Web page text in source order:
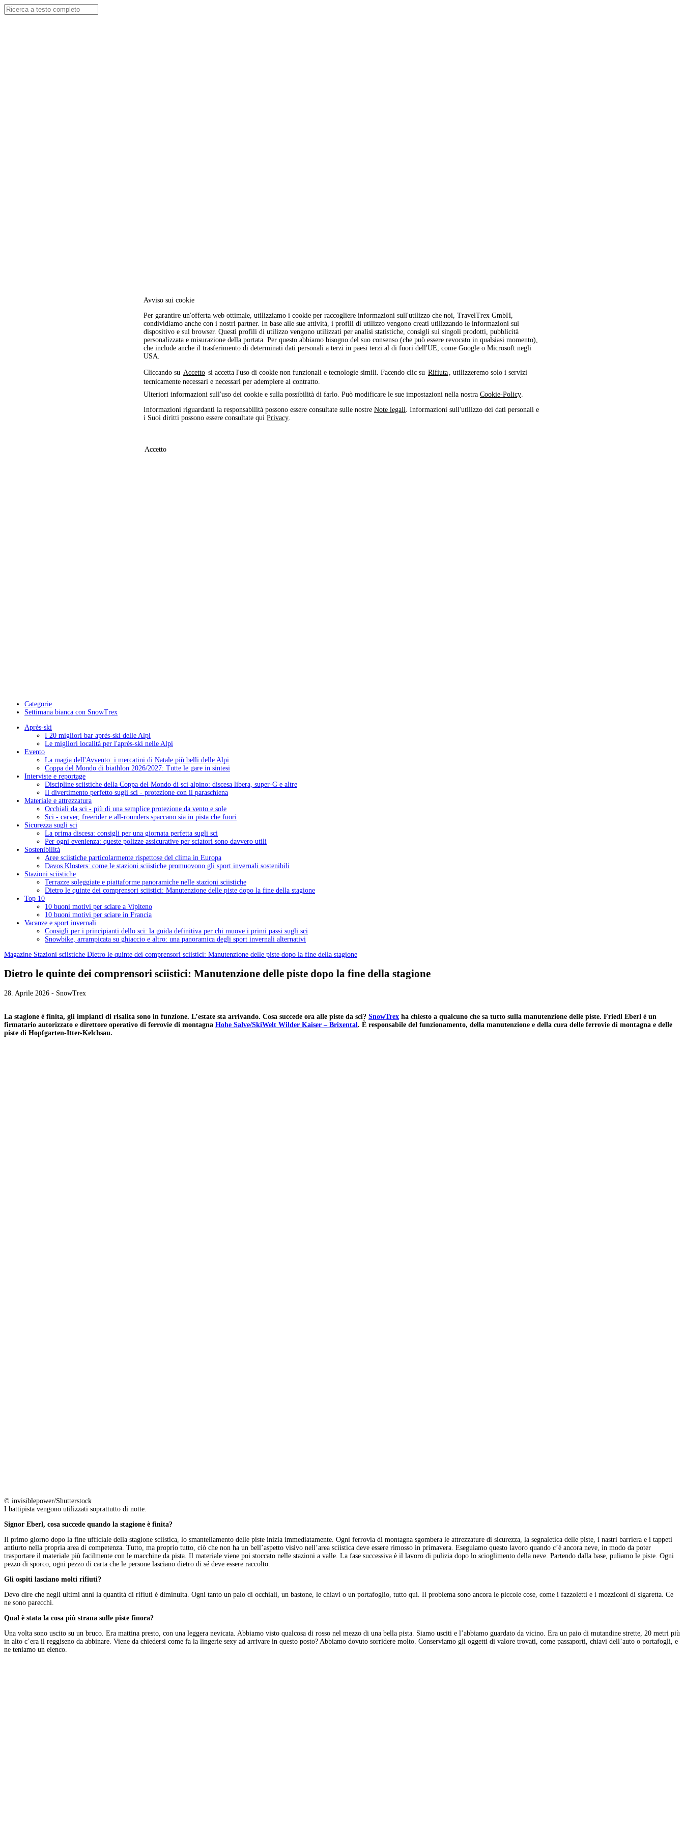
Avviso sui cookie
Per garantire un'offerta web ottimale, utilizziamo i cookie per raccogliere informazioni sull'utilizzo che noi, TravelTrex GmbH,
condividiamo anche con i nostri partner. In base alle sue attività, i profili di utilizzo vengono creati utilizzando le informazioni sul
dispositivo e sul browser. Questi profili di utilizzo vengono utilizzati per analisi statistiche, consigli sui singoli prodotti, pubblicità
personalizzata e misurazione della portata. Per questo abbiamo bisogno del suo consenso (che può essere revocato in qualsiasi momento),
che include anche il trasferimento di determinati dati personali a terzi in paesi terzi al di fuori dell'UE, come Google o Microsoft negli
USA.
Cliccando su Accetto si accetta l'uso di cookie non funzionali e tecnologie simili. Facendo clic su Rifiuta , utilizzeremo solo i servizi
tecnicamente necessari e necessari per adempiere al contratto.
Ulteriori informazioni sull'uso dei cookie e sulla possibilità di farlo. Può modificare le sue impostazioni nella nostra Cookie-Policy
Informazioni riguardanti la responsabilità possono essere consultate sulle nostre Note legali . Informazioni sull'utilizzo dei dati personali e
i Suoi diritti possono essere consultate qui Privacy
Accetto
Categorie
Settimana bianca con SnowTrex
Après-ski
I 20 migliori bar après-ski delle Alpi
Le migliori località per l'après-ski nelle Alpi
Evento
La magia dell'Avvento: i mercatini di Natale più belli delle Alpi
Coppa del Mondo di biathlon 2026/2027: Tutte le gare in sintesi
Interviste e reportage
Discipline sciistiche della Coppa del Mondo di sci alpino: discesa libera, super-G e altre
Il divertimento perfetto sugli sci - protezione con il paraschiena
Materiale e attrezzatura
Occhiali da sci - più di una semplice protezione da vento e sole
Sci - carver, freerider e all-rounders spaccano sia in pista che fuori
Sicurezza sugli sci
La prima discesa: consigli per una giornata perfetta sugli sci
Per ogni evenienza: queste polizze assicurative per sciatori sono davvero utili
Sostenibilità
Aree sciistiche particolarmente rispettose del clima in Europa
Davos Klosters: come le stazioni sciistiche promuovono gli sport invernali sostenibili
Stazioni sciistiche
Terrazze soleggiate e piattaforme panoramiche nelle stazioni sciistiche
Dietro le quinte dei comprensori sciistici: Manutenzione delle piste dopo la fine della stagione
Top 10
10 buoni motivi per sciare a Vipiteno
10 buoni motivi per sciare in Francia
Vacanze e sport invernali
Consigli per i principianti dello sci: la guida definitiva per chi muove i primi passi sugli sci
Snowbike, arrampicata su ghiaccio e altro: una panoramica degli sport invernali alternativi
Magazine Stazioni sciistiche Dietro le quinte dei comprensori sciistici: Manutenzione delle piste dopo la fine della stagione
Dietro le quinte dei comprensori sciistici: Manutenzione delle piste dopo la fine della stagione
28. Aprile 2026 - SnowTrex
La stagione è finita, gli impianti di risalita sono in funzione. L’estate sta arrivando. Cosa succede ora alle piste da sci? SnowTrex ha chiesto a qualcuno che sa tutto sulla manutenzione delle piste. Friedl Eberl è un
firmatario autorizzato e direttore operativo di ferrovie di montagna Hohe Salve/SkiWelt Wilder Kaiser – Brixental . È responsabile del funzionamento, della manutenzione e della cura delle ferrovie di montagna e delle
piste di Hopfgarten-Itter-Kelchsau.
© invisiblepower/Shutterstock
I battipista vengono utilizzati soprattutto di notte.
Signor Eberl, cosa succede quando la stagione è finita?
Il primo giorno dopo la fine ufficiale della stagione sciistica, lo smantellamento delle piste inizia immediatamente. Ogni ferrovia di montagna sgombera le attrezzature di sicurezza, la segnaletica delle piste, i nastri barriera e i tappeti
antiurto nella propria area di competenza. Tutto, ma proprio tutto, ciò che non ha un bell’aspetto visivo nell’area sciistica deve essere rimosso in primavera. Eseguiamo questo lavoro quando c’è ancora neve, in modo da poter
trasportare il materiale più facilmente con le macchine da pista. Il materiale viene poi stoccato nelle stazioni a valle. La fase successiva è il lavoro di pulizia dopo lo scioglimento della neve. Partendo dalla base, puliamo le piste. Ogni
pezzo di sporco, ogni pezzo di carta che le persone lasciano dietro di sé deve essere raccolto.
Gli ospiti lasciano molti rifiuti?
Devo dire che negli ultimi anni la quantità di rifiuti è diminuita. Ogni tanto un paio di occhiali, un bastone, le chiavi o un portafoglio, tutto qui. Il problema sono ancora le piccole cose, come i fazzoletti e i mozziconi di sigaretta. Ce
ne sono parecchi.
Qual è stata la cosa più strana sulle piste finora?
Una volta sono uscito su un bruco. Era mattina presto, con una leggera nevicata. Abbiamo visto qualcosa di rosso nel mezzo di una bella pista. Siamo usciti e l’abbiamo guardato da vicino. Era un paio di mutandine strette, 20 metri più
in alto c’era il reggiseno da abbinare. Viene da chiedersi come fa la lingerie sexy ad arrivare in questo posto? Abbiamo dovuto sorridere molto. Conserviamo gli oggetti di valore trovati, come passaporti, chiavi dell’auto o portafogli, e
ne teniamo un elenco.